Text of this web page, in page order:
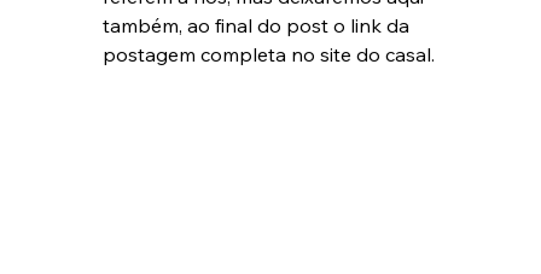
também, ao final do post o link da
postagem completa no site do casal.